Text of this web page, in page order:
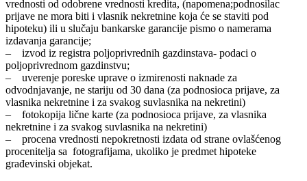
vrednosti od odobrene vrednosti kredita, (napomena;podnosilac
prijave ne mora biti i vlasnik nekretnine koja će se staviti pod
hipoteku) ili u slučaju bankarske garancije pismo o namerama
izdavanja garancije;
– izvod iz registra poljoprivrednih gazdinstava- podaci o
poljoprivrednom gazdinstvu;
– uverenje poreske uprave o izmirenosti naknade za
odvodnjavanje, ne stariju od 30 dana (za podnosioca prijave, za
vlasnika nekretnine i za svakog suvlasnika na nekretini)
– fotokopija lične karte (za podnosioca prijave, za vlasnika
nekretnine i za svakog suvlasnika na nekretini)
– procena vrednosti nepokretnosti izdata od strane ovlašćenog
procenitelja sa fotografijama, ukoliko je predmet hipoteke
građevinski objekat.